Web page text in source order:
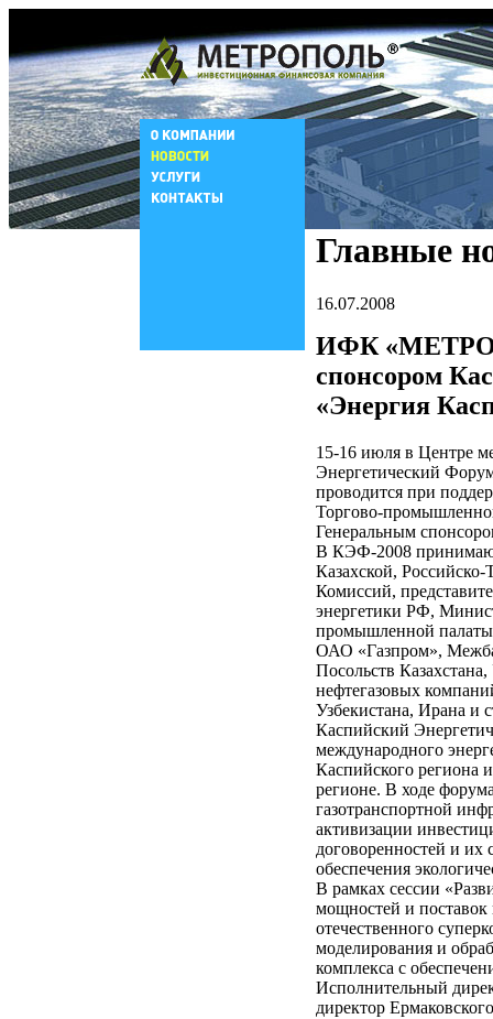
Главные
16.07.2008
ИФК
спонсором
«Энергия
15-16 июля в Центре
Энергетический
проводится при
Торгово-
Генеральным
В КЭФ-2008 принимают
Казахской,
Комиссий,
энергетики РФ,
промышленной
ОАО «Газпром»,
Посольств
нефтегазовых
Узбекистана, Ирана и
Каспийский
международного
Каспийского региона
регионе. В ходе
газотранспортной
активизации
договоренностей и их
обеспечения
В рамках сессии
мощностей и
отечественного
моделирования и
комплекса с
Исполнительный
директор